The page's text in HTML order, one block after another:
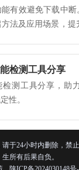
有效避免下载中断
法及应用场景，提
检测工具分享
检测工具分享，助
性。
于24小时内删除，禁
生所有后果自负。